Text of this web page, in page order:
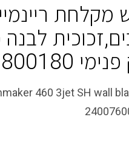
01800180"
460 3jet SH wall